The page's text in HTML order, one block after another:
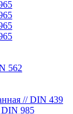
562
// DIN 439
DIN 985